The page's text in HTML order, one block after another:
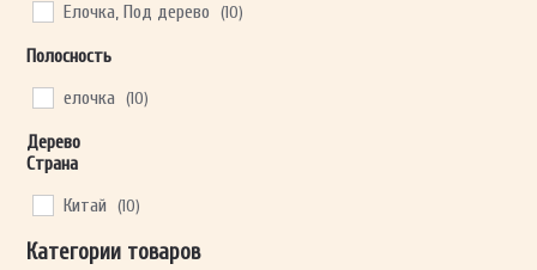
Елочка, Под дерево
(10)
Полосность
елочка
(10)
Дерево
Страна
Китай
(10)
Категории товаров